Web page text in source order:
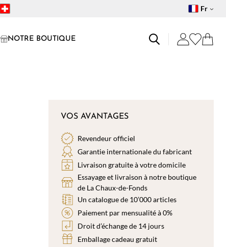
Fr
NOTRE BOUTIQUE
VOS AVANTAGES
Revendeur officiel
Garantie internationale du fabricant
Livraison gratuite à votre domicile
Essayage et livraison à notre boutique
de La Chaux-de-Fonds
Un catalogue de 10’000 articles
Paiement par mensualité à 0%
Droit d’échange de 14 jours
Emballage cadeau gratuit